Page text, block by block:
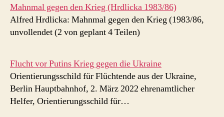
Mahnmal gegen den Krieg (Hrdlicka 1983/86)
Alfred Hrdlicka: Mahnmal gegen den Krieg (1983/86,
unvollendet (2 von geplant 4 Teilen)
Flucht vor Putins Krieg gegen die Ukraine
Orientierungsschild für Flüchtende aus der Ukraine,
Berlin Hauptbahnhof, 2. März 2022 ehrenamtlicher
Helfer, Orientierungsschild für…